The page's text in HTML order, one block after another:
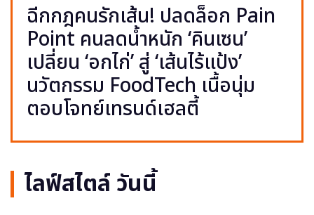
ฉีกกฎคนรักเส้น! ปลดล็อก Pain
Point คนลดน้ำหนัก ‘คินเซน’
เปลี่ยน ‘อกไก่’ สู่ ‘เส้นไร้แป้ง’
นวัตกรรม FoodTech เนื้อนุ่ม
ตอบโจทย์เทรนด์เฮลตี้
ไลฟ์สไตล์ วันนี้